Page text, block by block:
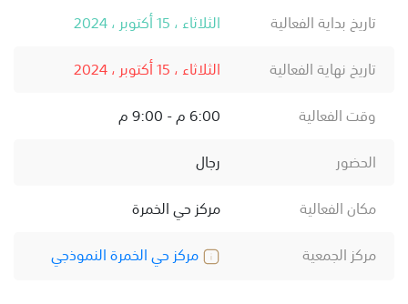
تاريخ بداية الفعالية
الثلاثاء ، 15 أكتوبر ، 2024
تاريخ نهاية الفعالية
الثلاثاء ، 15 أكتوبر ، 2024
وقت الفعالية
6:00 م - 9:00 م
الحضور
رجال
مكان الفعالية
مركز حي الخمرة
مركز الجمعية
مركز حي الخمرة النموذجي